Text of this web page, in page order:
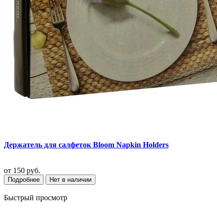
Держатель для салфеток Bloom Napkin Holders
от 150 руб.
Подробнее Нет в наличии
Быстрый просмотр